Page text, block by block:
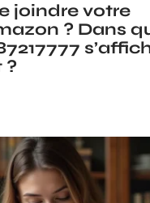
joindre votre
? Dans
?